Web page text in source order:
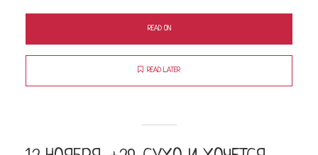
READ ON
READ LATER